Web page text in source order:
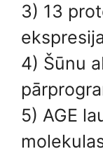
3) 13
4) Šūnu
5) AGE